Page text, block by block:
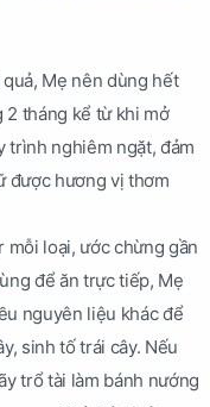
Mẹ nên dùng hết
tháng kể từ khi mở
trình nghiêm ngặt, đảm
được hương vị thơm
loại, ước chừng gần
để ăn trực tiếp, Mẹ
nguyên liệu khác để
sinh tố trái cây. Nếu
trổ tài làm bánh nướng